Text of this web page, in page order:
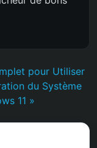
pour Utiliser
du Système
11 »